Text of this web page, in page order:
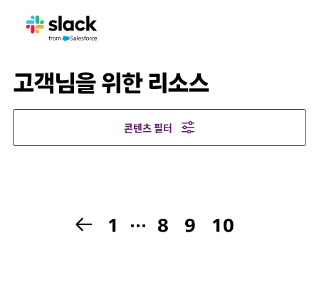
고객님을 위한 리소스
콘텐츠 필터
1 … 8 9 10